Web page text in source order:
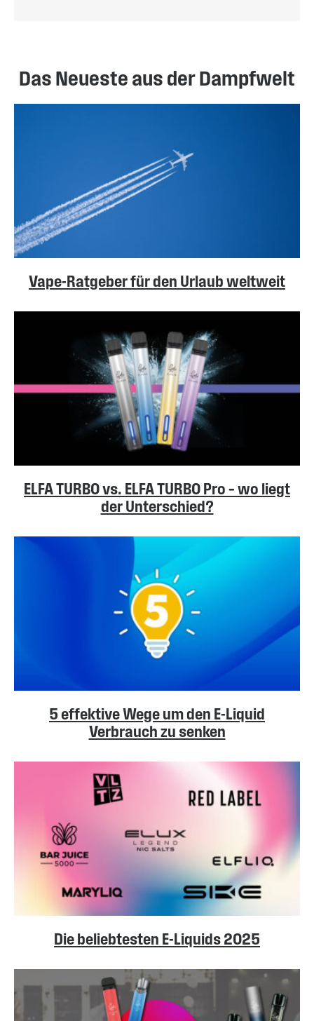
Das Neueste aus der Dampfwelt
Vape-Ratgeber für den Urlaub weltweit
ELFA TURBO vs. ELFA TURBO Pro – wo liegt
der Unterschied?
5 effektive Wege um den E-Liquid
Verbrauch zu senken
Die beliebtesten E-Liquids 2025